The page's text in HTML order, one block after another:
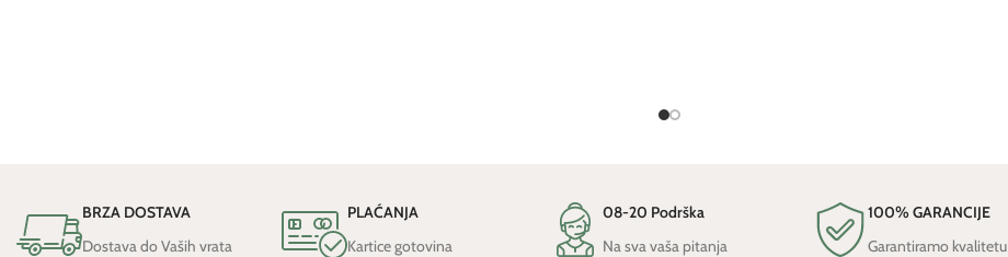
BRZA DOSTAVA
Dostava do Vaših vrata
PLAĆANJA
Kartice gotovina
08-20 Podrška
Na sva vaša pitanja
100% GARANCIJE
Garantiramo kvalitetu